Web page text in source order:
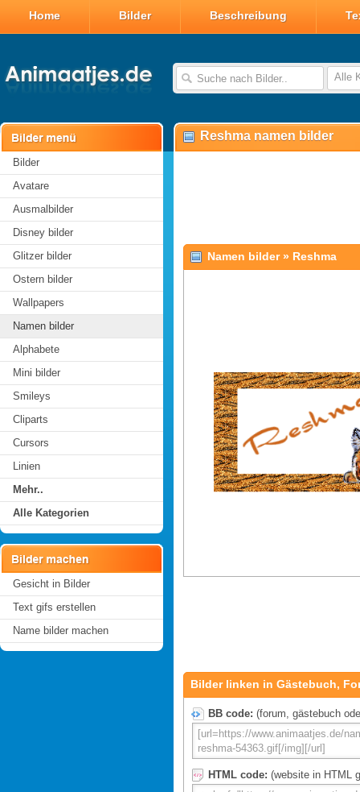
Home Bilder Beschreibung
Alle
Bilder
Avatare
Ausmalbilder
Disney bilder
Glitzer bilder
Ostern bilder
Wallpapers
Namen bilder
Alphabete
Mini bilder
Smileys
Cliparts
Cursors
Linien
Mehr..
Alle Kategorien
Gesicht in Bilder
Text gifs erstellen
Name bilder machen
Reshma namen bilder
Namen bilder» Reshma
Bilder linken in Gästebuch,
BB code: (forum, gästebuch
HTML code: (website in HTML